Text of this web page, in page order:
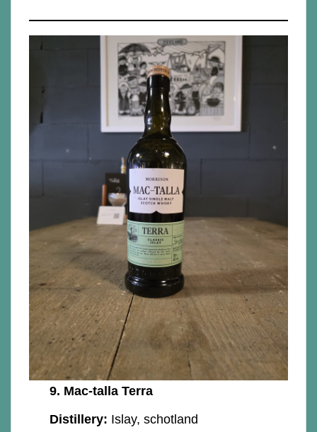
9. Mac-talla Terra
Distillery: Islay, schotland